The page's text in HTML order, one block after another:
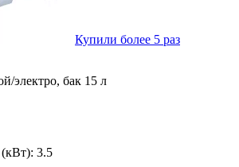
Купили более 5 раз
электро, бак 15 л
3.5